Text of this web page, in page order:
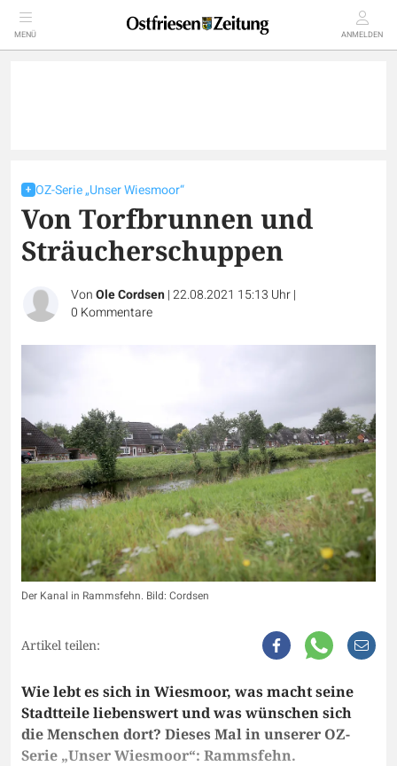
MENÜ ANMELDEN
OZ-Serie „Unser Wiesmoor“
Von Torfbrunnen und
Sträucherschuppen
VonOle Cordsen|22.08.2021 15:13 Uhr|
0 Kommentare
Der Kanal in Rammsfehn. Bild: Cordsen
Artikel teilen:
Wie lebt es sich in Wiesmoor, was macht seine
Stadtteile liebenswert und was wünschen sich
die Menschen dort? Dieses Mal in unserer OZ-
Serie „Unser Wiesmoor“: Rammsfehn.